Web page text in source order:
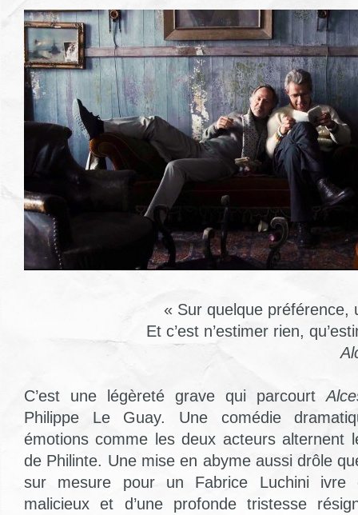
« Sur quelque préférence,
Et c’est n’estimer rien,
C’est une légèreté grave qui parcourt
Philippe Le Guay. Une comédie
émotions comme les deux acteurs alternent
de Philinte. Une mise en abyme aussi drôle
sur mesure pour un Fabrice Luchini ivre
malicieux et d’une profonde tristesse